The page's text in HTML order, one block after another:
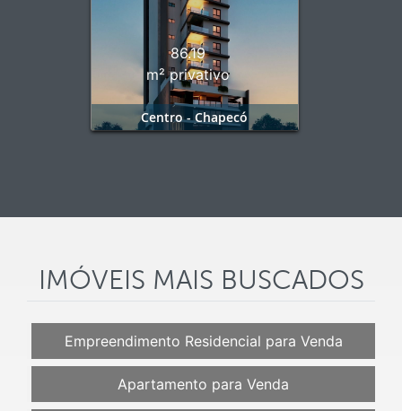
86.19
m² privativo
Centro - Chapecó
IMÓVEIS MAIS BUSCADOS
Empreendimento Residencial para Venda
Apartamento para Venda